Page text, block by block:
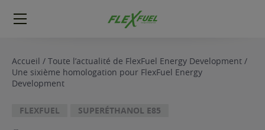
FlexFuel
Méga
Accueil / Toute l’actualité de FlexFuel Energy Development /
Une sixième homologation pour FlexFuel Energy
Development
FLEXFUEL SUPERÉTHANOL E85